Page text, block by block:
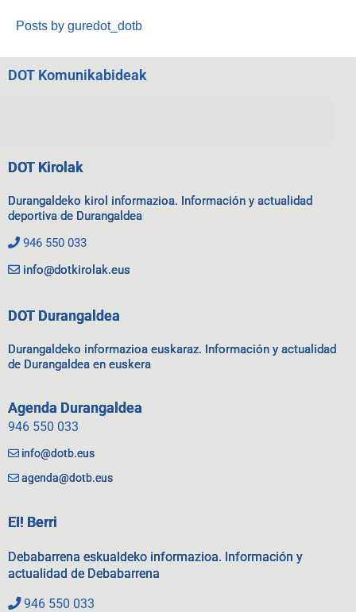
Posts by guredot_dotb
DOT Komunikabideak
DOT Kirolak
Durangaldeko kirol informazioa. Información y actualidad
deportiva de Durangaldea
946 550 033
info@dotkirolak.eus
DOT Durangaldea
Durangaldeko informazioa euskaraz. Información y actualidad
de Durangaldea en euskera
Agenda Durangaldea
946 550 033
info@dotb.eus
agenda@dotb.eus
EI! Berri
Debabarrena eskualdeko informazioa. Información y
actualidad de Debabarrena
946 550 033